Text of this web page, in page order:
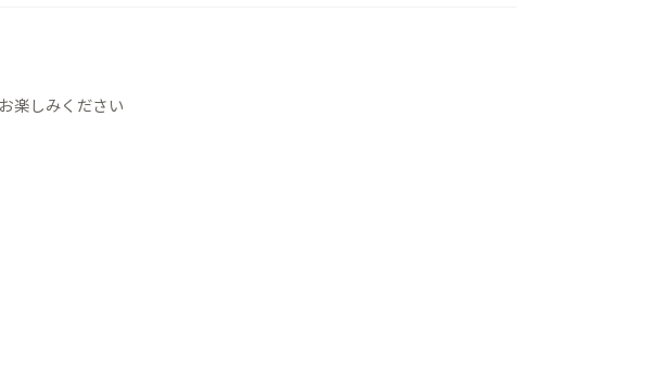
かに読むのもおすすめです。
っくりと自分だけの特別な時間を過ごしてみてはいかがでし
楽しみください